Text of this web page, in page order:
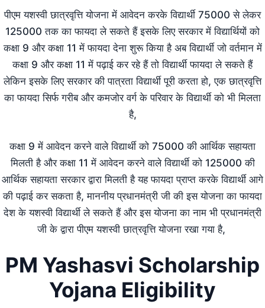
पीएम यशस्वी छात्रवृत्ति योजना में आवेदन करके विद्यार्थी 75000 से लेकर
125000 तक का फायदा ले सकते हैं इसके लिए सरकार में विद्यार्थियों को
कक्षा 9 और कक्षा 11 में फायदा देना शुरू किया है अब विद्यार्थी जो वर्तमान में
कक्षा 9 और कक्षा 11 में पढ़ाई कर रहे हैं तो विद्यार्थी फायदा ले सकते हैं
लेकिन इसके लिए सरकार की पात्रता विद्यार्थी पूरी करता हो, एक छात्रवृत्ति
का फायदा सिर्फ गरीब और कमजोर वर्ग के परिवार के विद्यार्थी को भी मिलता
है,
कक्षा 9 में आवेदन करने वाले विद्यार्थी को 75000 की आर्थिक सहायता
मिलती है और कक्षा 11 में आवेदन करने वाले विद्यार्थी को 125000 की
आर्थिक सहायता सरकार द्वारा मिलती है यह फायदा प्राप्त करके विद्यार्थी आगे
की पढ़ाई कर सकता है, माननीय प्रधानमंत्री जी की इस योजना का फायदा
देश के यशस्वी विद्यार्थी ले सकते हैं और इस योजना का नाम भी प्रधानमंत्री
जी के द्वारा पीएम यशस्वी छात्रवृत्ति योजना रखा गया है,
PM Yashasvi Scholarship
Yojana Eligibility